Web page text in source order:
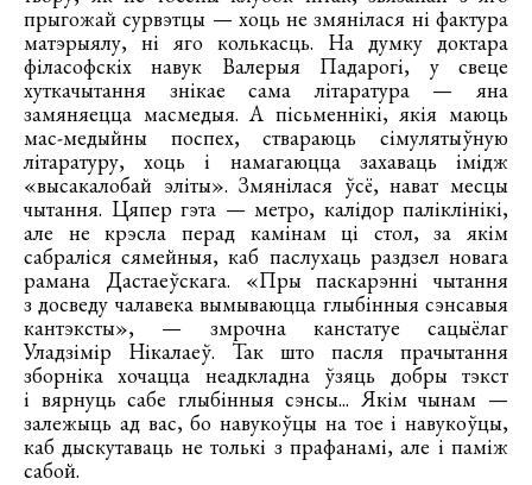
прыгожай сурвэтцы — хоць не змянілася ні фактура
матэрыялу, ні яго колькасць. На думку доктара
філасофскіх навук Валерыя Падарогі, у свеце
хуткачытання знікае сама літаратура — яна
замяняецца масмедыя. А пісьменнікі, якія маюць
мас-медыйны поспех, ствараюць сімулятыўную
літаратуру, хоць і намагаюцца захаваць імідж
«высакалобай эліты». Змянілася ўсё, нават месцы
чытання. Цяпер гэта — метро, калідор паліклінікі,
але не крэсла перад камінам ці стол, за якім
сабраліся сямейныя, каб паслухаць раздзел новага
рамана Дастаеўскага. «Пры паскарэнні чытання
з досведу чалавека вымываюцца глыбінныя сэнсавыя
кантэксты», — змрочна канстатуе сацыёлаг
Уладзімір Нікалаеў. Так што пасля прачытання
зборніка хочацца неадкладна ўзяць добры тэкст
і вярнуць сабе глыбінныя сэнсы... Якім чынам —
залежыць ад вас, бо навукоўцы на тое і навукоўцы,
каб дыскутаваць не толькі з прафанамі, але і паміж
сабой.